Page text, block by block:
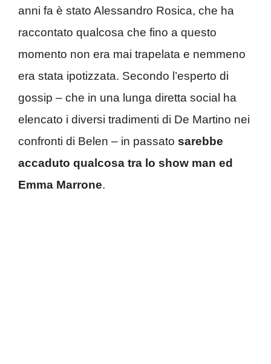
anni fa è stato Alessandro Rosica, che ha
raccontato qualcosa che fino a questo
momento non era mai trapelata e nemmeno
era stata ipotizzata. Secondo l’esperto di
gossip – che in una lunga diretta social ha
elencato i diversi tradimenti di De Martino nei
confronti di Belen – in passato sarebbe
accaduto qualcosa tra lo show man ed
Emma Marrone.